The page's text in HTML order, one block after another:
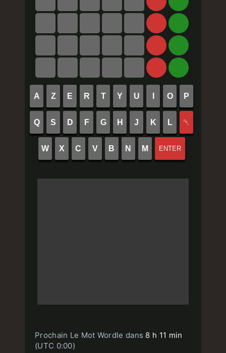
A Z E R T Y U O P
Q S D F G H J K L ␡
W X C V B N M ENTER
Prochain Le Mot Wordle dans 8 h 11 min
(UTC 0:00)